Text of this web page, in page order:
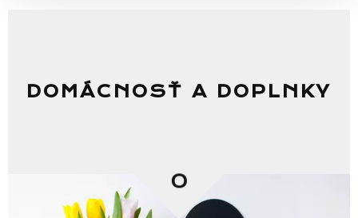
DOMÁCNOSŤ A DOPLNKY
0